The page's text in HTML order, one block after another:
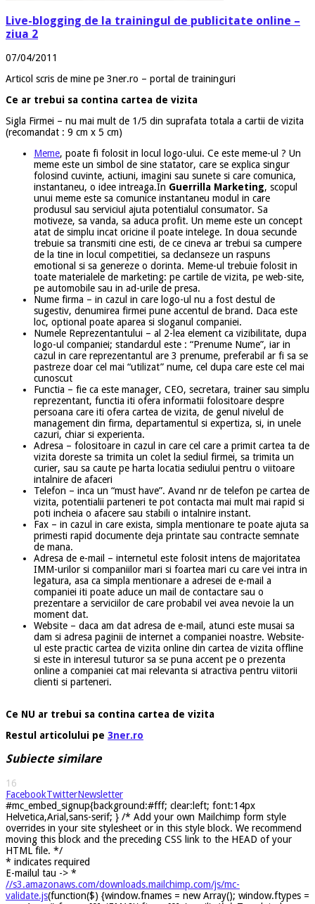
Live-blogging de la trainingul de publicitate online –
ziua 2
07/04/2011
Articol scris de mine pe 3ner.ro – portal de traininguri
Ce ar trebui sa contina cartea de vizita
Sigla Firmei – nu mai mult de 1/5 din suprafata totala a cartii de vizita
(recomandat : 9 cm x 5 cm)
Meme, poate fi folosit in locul logo-ului. Ce este meme-ul ? Un
meme este un simbol de sine statator, care se explica singur
folosind cuvinte, actiuni, imagini sau sunete si care comunica,
instantaneu, o idee intreaga.In Guerrilla Marketing, scopul
unui meme este sa comunice instantaneu modul in care
produsul sau serviciul ajuta potentialul consumator. Sa
motiveze, sa vanda, sa aduca profit. Un meme este un concept
atat de simplu incat oricine il poate intelege. In doua secunde
trebuie sa transmiti cine esti, de ce cineva ar trebui sa cumpere
de la tine in locul competitiei, sa declanseze un raspuns
emotional si sa genereze o dorinta. Meme-ul trebuie folosit in
toate materialele de marketing: pe cartile de vizita, pe web-site,
pe automobile sau in ad-urile de presa.
Nume firma – in cazul in care logo-ul nu a fost destul de
sugestiv, denumirea firmei pune accentul de brand. Daca este
loc, optional poate aparea si sloganul companiei.
Numele Reprezentantului – al 2-lea element ca vizibilitate, dupa
logo-ul companiei; standardul este : “Prenume Nume”, iar in
cazul in care reprezentantul are 3 prenume, preferabil ar fi sa se
pastreze doar cel mai “utilizat” nume, cel dupa care este cel mai
cunoscut
Functia – fie ca este manager, CEO, secretara, trainer sau simplu
reprezentant, functia iti ofera informatii folositoare despre
persoana care iti ofera cartea de vizita, de genul nivelul de
management din firma, departamentul si expertiza, si, in unele
cazuri, chiar si experienta.
Adresa – folositoare in cazul in care cel care a primit cartea ta de
vizita doreste sa trimita un colet la sediul firmei, sa trimita un
curier, sau sa caute pe harta locatia sediului pentru o viitoare
intalnire de afaceri
Telefon – inca un “must have”. Avand nr de telefon pe cartea de
vizita, potentialii parteneri te pot contacta mai mult mai rapid si
poti incheia o afacere sau stabili o intalnire instant.
Fax – in cazul in care exista, simpla mentionare te poate ajuta sa
primesti rapid documente deja printate sau contracte semnate
de mana.
Adresa de e-mail – internetul este folosit intens de majoritatea
IMM-urilor si companiilor mari si foartea mari cu care vei intra in
legatura, asa ca simpla mentionare a adresei de e-mail a
companiei iti poate aduce un mail de contactare sau o
prezentare a serviciilor de care probabil vei avea nevoie la un
moment dat.
Website – daca am dat adresa de e-mail, atunci este musai sa
dam si adresa paginii de internet a companiei noastre. Website-
ul este practic cartea de vizita online din cartea de vizita offline
si este in interesul tuturor sa se puna accent pe o prezenta
online a companiei cat mai relevanta si atractiva pentru viitorii
clienti si parteneri.
Ce NU ar trebui sa contina cartea de vizita
Restul articolului pe 3ner.ro
Subiecte similare
16
FacebookTwitterNewsletter
#mc_embed_signup{background:#fff; clear:left; font:14px
Helvetica,Arial,sans-serif; } /* Add your own Mailchimp form style
overrides in your site stylesheet or in this style block. We recommend
moving this block and the preceding CSS link to the HEAD of your
HTML file. */
* indicates required
E-mailul tau -> *
//s3.amazonaws.com/downloads.mailchimp.com/js/mc-
validate.js(function($) {window.fnames = new Array(); window.ftypes =